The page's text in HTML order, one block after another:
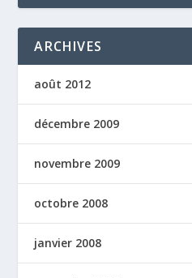
ARCHIVES
août 2012
décembre 2009
novembre 2009
octobre 2008
janvier 2008